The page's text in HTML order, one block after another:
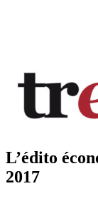
L’édito
2017